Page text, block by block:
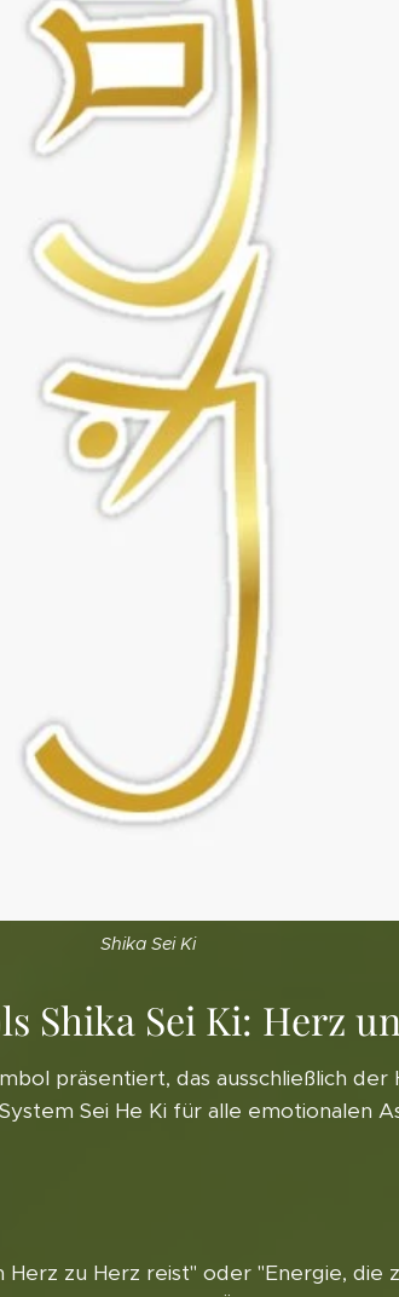
Shika Sei Ki
Shika Sei Ki: Herz
präsentiert, das ausschließlich
Sei He Ki für alle emotionalen
zu Herz reist" oder "Energie,